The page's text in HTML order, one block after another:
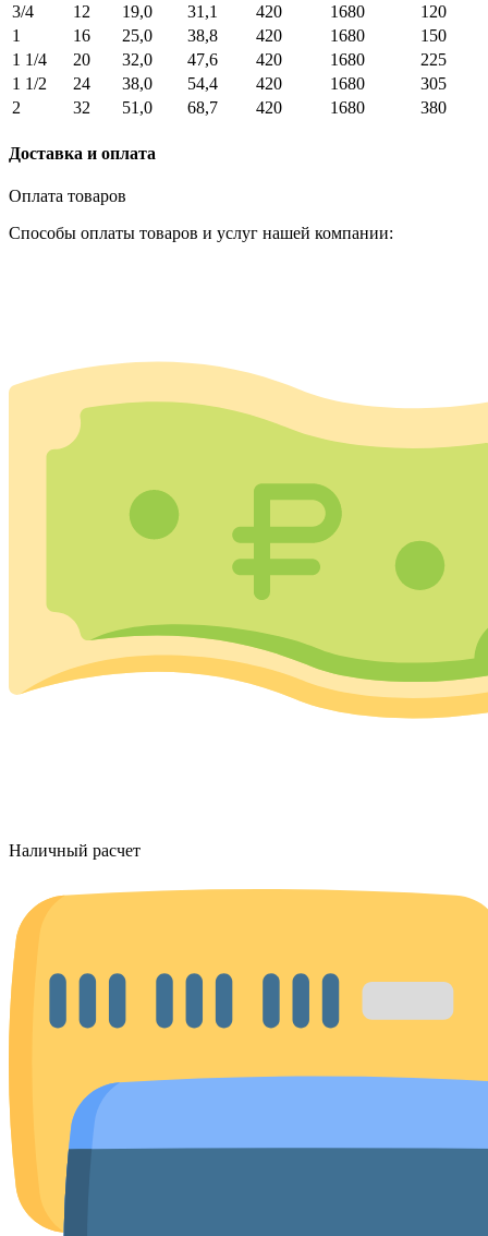
3/4
12 19,0 31,1 420 1680
120
1
16 25,0 38,8 420 1680
150
1 1/4
20 32,0 47,6 420 1680
225
1 1/2
24 38,0 54,4 420 1680
305
2
32 51,0 68,7 420 1680 380
Доставка и оплата
Оплата товаров
Способы оплаты товаров и услуг нашей компании:
Наличный расчет